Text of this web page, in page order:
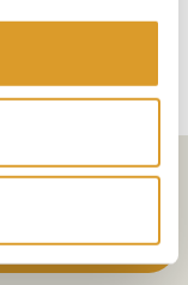
Newsletter